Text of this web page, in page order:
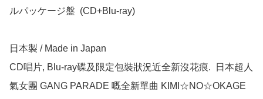
ルパッケージ盤  (CD+Blu-ray)
日本製 / Made in Japan
CD唱片, Blu-ray碟及限定包裝狀況近全新沒花痕.  日本超人
氣女團 GANG PARADE 嘅全新單曲 KIMI☆NO☆OKAGE